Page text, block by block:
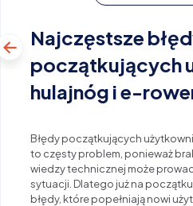
Najczęstsze
początkujących
hulajnóg i e-
Błędy początkujących
to częsty problem, ponieważ
wiedzy technicznej może
sytuacji. Dlatego już na
błędy, które popełniają nowi